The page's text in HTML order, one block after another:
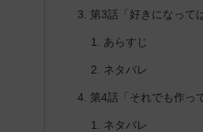
第3話「好きになって
あらすじ
ネタバレ
第4話「それでも作っ
ネタバレ